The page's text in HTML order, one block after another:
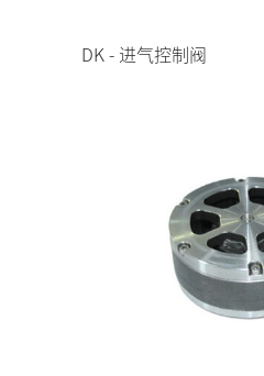
DK - 进气控制阀